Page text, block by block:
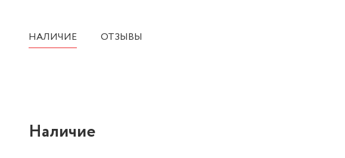
НАЛИЧИЕ ОТЗЫВЫ
Наличие